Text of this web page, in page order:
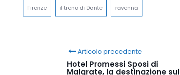
Firenze il treno di Dante ravenna
Articolo precedente
Hotel Promessi Sposi di
Malgrate, la destinazione sul